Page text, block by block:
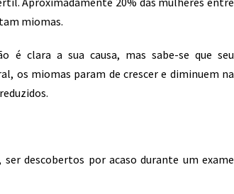
miomas.
é clara a sua causa, mas sabe-se que seu
os miomas param de crescer e diminuem na
descobertos por acaso durante um exame